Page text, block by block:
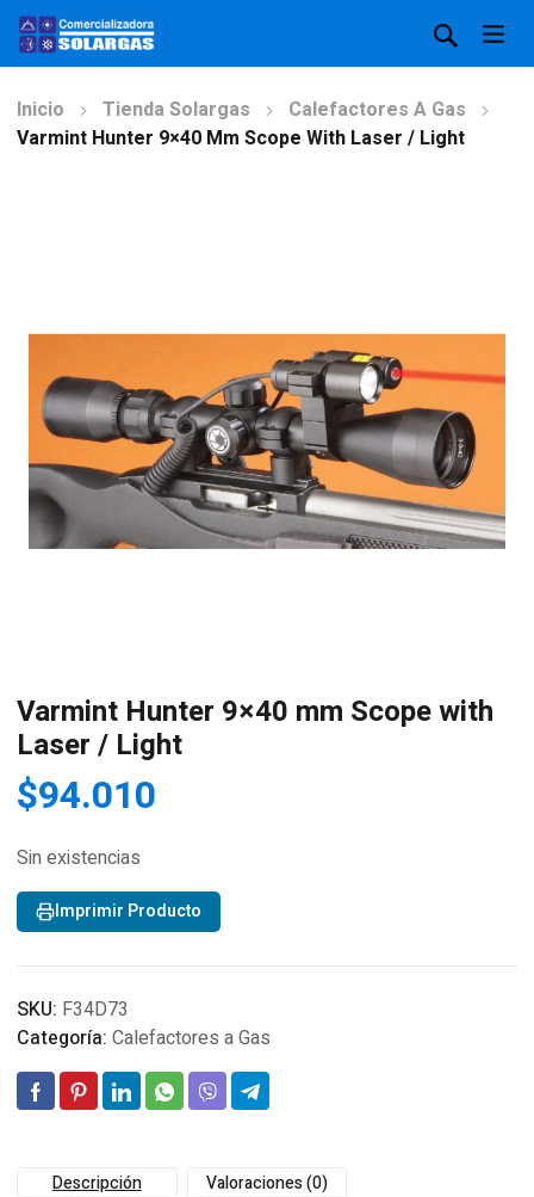
Inicio Tienda Solargas
Calefactores A Gas
Varmint Hunter 9×40 Mm Scope With Laser / Light
Varmint Hunter 9×40 mm Scope with
Laser / Light
$94.010
Sin existencias
Imprimir Producto
SKU: F34D73
Categoría: Calefactores a Gas
Descripción Valoraciones (0)